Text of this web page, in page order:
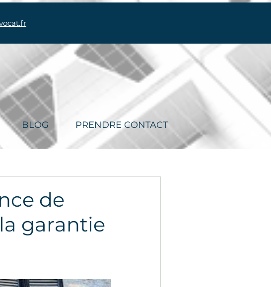
BLOG PRENDRE CONTACT
de
garantie